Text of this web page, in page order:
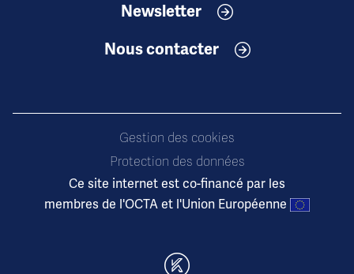
Newsletter
Nous contacter
Gestion des cookies
Protection des données
Ce site internet est co-financé par les
membres de l'OCTA et l'Union Européenne